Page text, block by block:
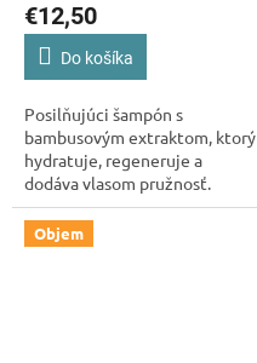
€12,50
Do košíka
Posilňujúci šampón s
bambusovým extraktom, ktorý
hydratuje, regeneruje a
dodáva vlasom pružnosť.
Pomáha predchádzať lámaniu
a štiepeniu končekov. Vhodný
na každodenné použitie a...
Objem